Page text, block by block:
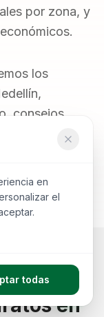
por zona, y
los
consejos
a las
en
en
el
todas